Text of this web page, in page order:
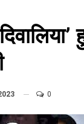
0